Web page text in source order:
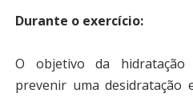
Durante o exercício:
O objetivo da
prevenir uma desidratação